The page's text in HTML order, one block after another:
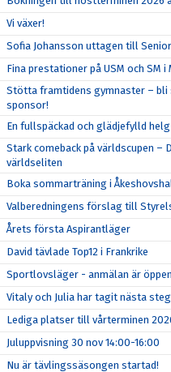
Vi växer!
Sofia Johansson uttagen till
Fina prestationer på USM och SM i
Stötta framtidens gymnaster –
sponsor!
En fullspäckad och glädjefylld
Stark comeback på världscupen –
världseliten
Boka sommarträning i
Valberedningens förslag till
Årets första Aspirantläger
David tävlade Top12 i Frankrike
Sportlovsläger - anmälan är
Vitaly och Julia har tagit nästa
Lediga platser till vårterminen
Juluppvisning 30 nov 14:00-16:00
Nu är tävlingssäsongen startad!